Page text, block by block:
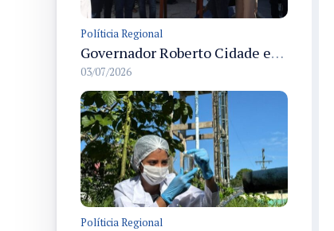
Políticia Regional
Governador Roberto Cidade entrega readequação do ambulatório da FCecon e amplia capacidade de atendimento oncológico em Manaus
03/07/2026
Políticia Regional